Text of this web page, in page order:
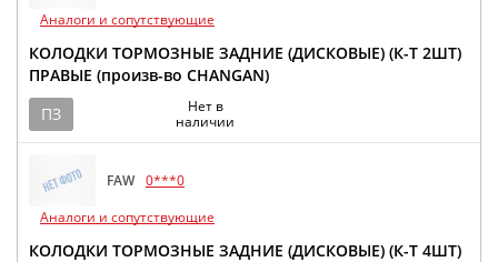
Аналоги и сопутствующие
КОЛОДКИ ТОРМОЗНЫЕ ЗАДНИЕ (ДИСКОВЫЕ) (К-Т 2ШТ)
ПРАВЫЕ (произв-во CHANGAN)
ПЗ
Нет в
наличии
FAW 0***0
Аналоги и сопутствующие
КОЛОДКИ ТОРМОЗНЫЕ ЗАДНИЕ (ДИСКОВЫЕ) (К-Т 4ШТ)